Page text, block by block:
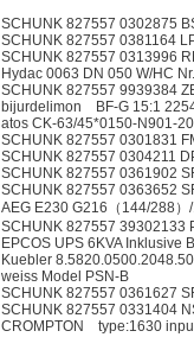
SCHUNK 827557 0302875
SCHUNK 827557 0381164
SCHUNK 827557 0313996
Hydac 0063 DN 050 W/
SCHUNK 827557 9939384
bijurdelimon BF-G 15:1
atos CK-63/45*0150-N901-20
SCHUNK 827557 0301831
SCHUNK 827557 0304211
SCHUNK 827557 0361902
SCHUNK 827557 0363652
AEG E230 G216（144/
SCHUNK 827557 39302133
EPCOS UPS 6KVA Inklusive
Kuebler
weiss Model PSN-B
SCHUNK 827557 0361627
SCHUNK 827557 0331404
CROMPTON type:1630